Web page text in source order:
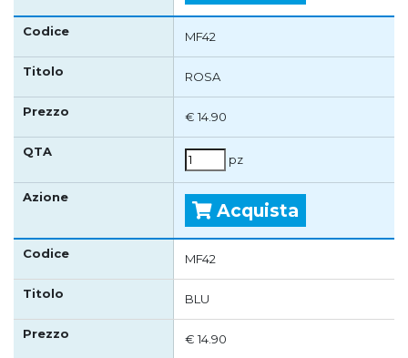
MF42
ROSA
€ 14.90
pz
Acquista
MF42
BLU
€ 14.90